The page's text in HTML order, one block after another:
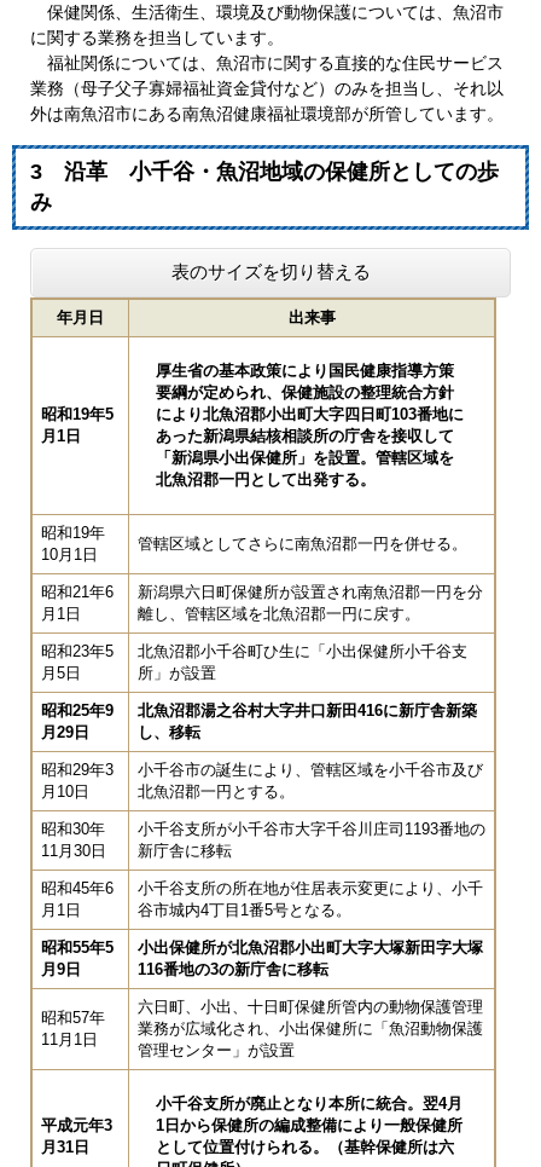
保健関係、生活衛生、環境及び動物保護については、魚沼市
に関する業務を担当しています。
福祉関係については、魚沼市に関する直接的な住民サービス
業務（母子父子寡婦福祉資金貸付など）のみを担当し、それ以
外は南魚沼市にある南魚沼健康福祉環境部が所管しています。
3 沿革 小千谷・魚沼地域の保健所としての歩
み
表のサイズを切り替える
年月日 出来事
昭和19年5
月1日
厚生省の基本政策により国民健康指導方策
要綱が定められ、保健施設の整理統合方針
により北魚沼郡小出町大字四日町103番地に
あった新潟県結核相談所の庁舎を接収して
「新潟県小出保健所」を設置。管轄区域を
北魚沼郡一円として出発する。
昭和19年
10月1日
管轄区域としてさらに南魚沼郡一円を併せる。
昭和21年6
月1日
新潟県六日町保健所が設置され南魚沼郡一円を分
離し、管轄区域を北魚沼郡一円に戻す。
昭和23年5
月5日
北魚沼郡小千谷町ひ生に「小出保健所小千谷支
所」が設置
昭和25年9
月29日
北魚沼郡湯之谷村大字井口新田416に新庁舎新築
し、移転
昭和29年3
月10日
小千谷市の誕生により、管轄区域を小千谷市及び
北魚沼郡一円とする。
昭和30年
11月30日
小千谷支所が小千谷市大字千谷川庄司1193番地の
新庁舎に移転
昭和45年6
月1日
小千谷支所の所在地が住居表示変更により、小千
谷市城内4丁目1番5号となる。
昭和55年5
月9日
小出保健所が北魚沼郡小出町大字大塚新田字大塚
116番地の3の新庁舎に移転
昭和57年
11月1日
六日町、小出、十日町保健所管内の動物保護管理
業務が広域化され、小出保健所に「魚沼動物保護
管理センター」が設置
平成元年3
月31日
小千谷支所が廃止となり本所に統合。翌4月
1日から保健所の編成整備により一般保健所
として位置付けられる。（基幹保健所は六